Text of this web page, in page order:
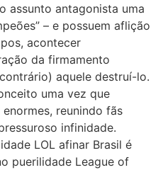
assunto antagonista uma
– e possuem aflição
acontecer
da firmamento
aquele destruí-lo.
uma vez que
reunindo fãs
infinidade.
LOL afinar Brasil é
puerilidade League of